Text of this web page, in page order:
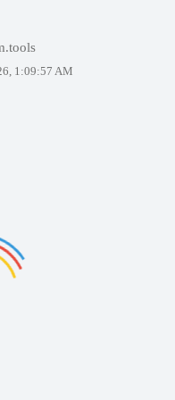
1:09:57 AM